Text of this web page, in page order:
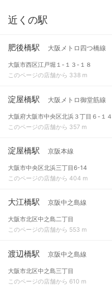
近くの駅
肥後橋駅 大阪メトロ四つ橋線
大阪市西区江戸堀１-１３-１８
このページの店舗から 338 m
淀屋橋駅 大阪メトロ御堂筋線
大阪府大阪市中央区北浜３丁目６-１４
このページの店舗から 357 m
淀屋橋駅 京阪本線
大阪市中央区北浜三丁目6-14
このページの店舗から 404 m
大江橋駅 京阪中之島線
大阪市北区中之島二丁目
このページの店舗から 553 m
渡辺橋駅 京阪中之島線
大阪市北区中之島三丁目
このページの店舗から 610 m